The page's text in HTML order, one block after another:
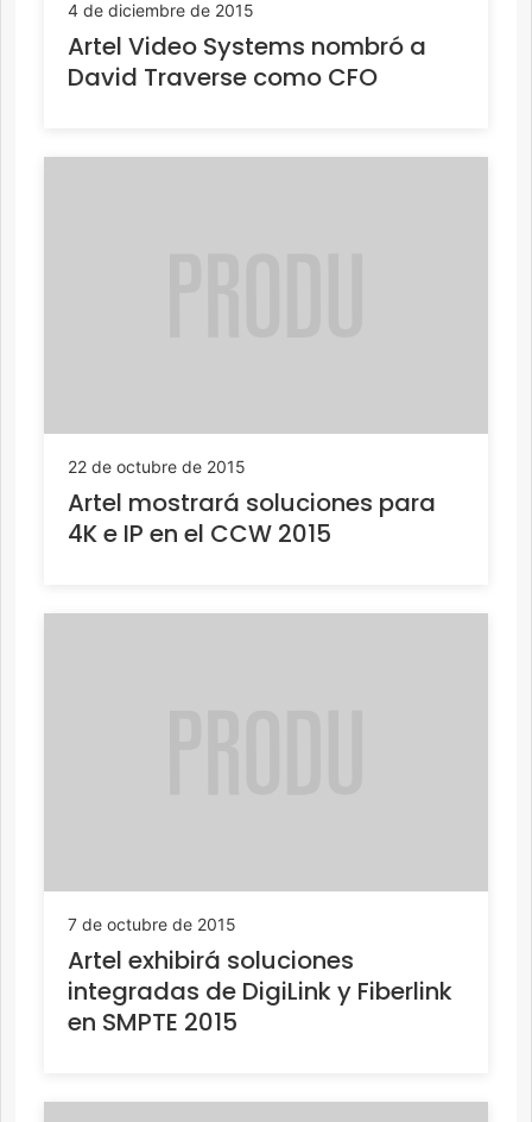
4 de diciembre de 2015
Artel Video Systems nombró a
David Traverse como CFO
22 de octubre de 2015
Artel mostrará soluciones para
4K e IP en el CCW 2015
7 de octubre de 2015
Artel exhibirá soluciones
integradas de DigiLink y Fiberlink
en SMPTE 2015